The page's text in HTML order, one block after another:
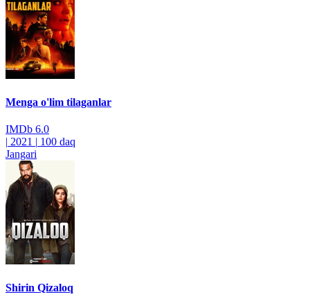
Menga o'lim tilaganlar
IMDb 6.0
| 2021 | 100 daq
Jangari
Shirin Qizaloq